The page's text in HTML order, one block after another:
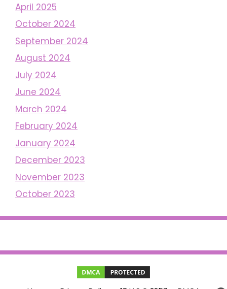
April 2025
October 2024
September 2024
August 2024
July 2024
June 2024
March 2024
February 2024
January 2024
December 2023
November 2023
October 2023